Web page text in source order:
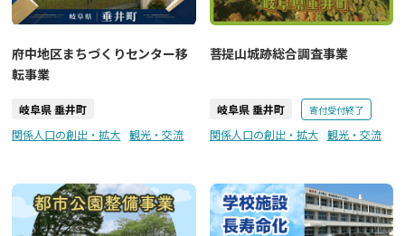
府中地区まちづくりセンター移
転事業
岐阜県 垂井町
関係人口の創出・拡大
観光・交流
菩提山城跡総合調査事業
岐阜県 垂井町 寄付受付終了
関係人口の創出・拡大 観光・交流